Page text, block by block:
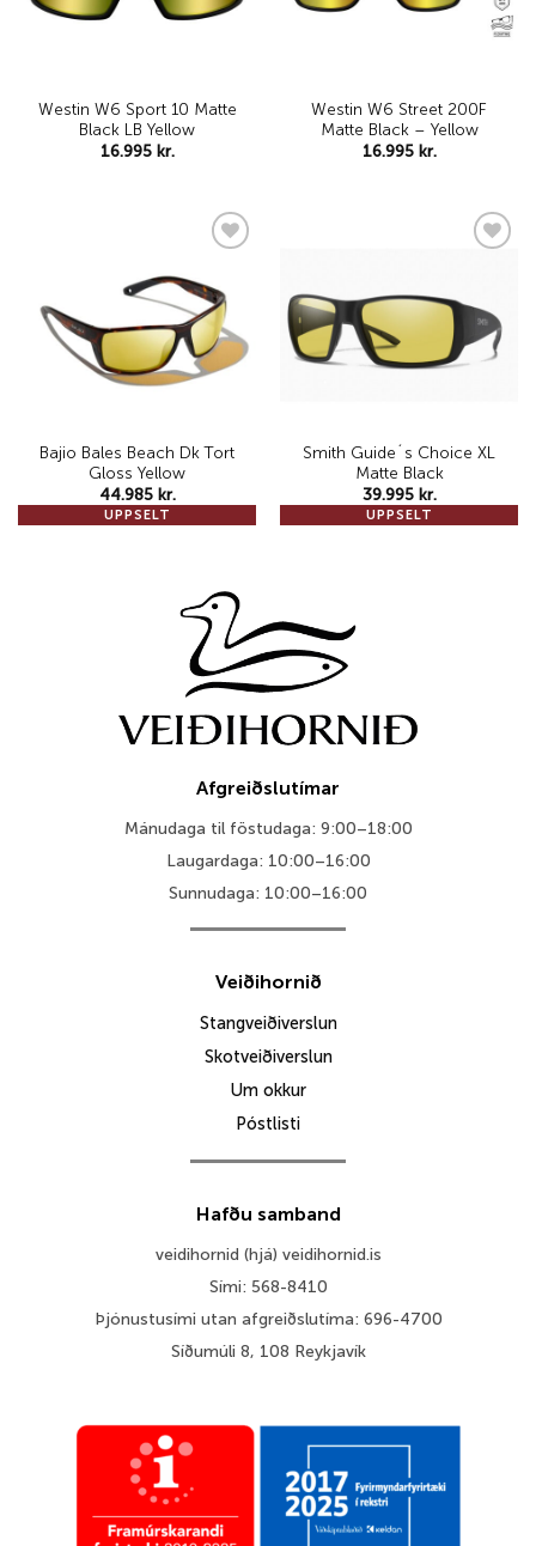
Westin W6 Sport 10 Matte
Black LB Yellow
16.995 kr.
Westin W6 Street 200F
Matte Black – Yellow
16.995 kr.
wishlist
UPPSELT
Bajio Bales Beach Dk Tort
Gloss Yellow
44.985 kr.
UPPSELT
Smith Guide´s Choice XL
Matte Black
39.995 kr.
Afgreiðslutímar
Mánudaga til föstudaga: 9:00–18:00
Laugardaga: 10:00–16:00
Sunnudaga: 10:00–16:00
Veiðihornið
Stangveiðiverslun
Skotveiðiverslun
Um okkur
Póstlisti
Hafðu samband
veidihornid (hjá) veidihornid.is
Sími: 568-8410
Þjónustusími utan afgreiðslutíma: 696-4700
Síðumúli 8, 108 Reykjavík